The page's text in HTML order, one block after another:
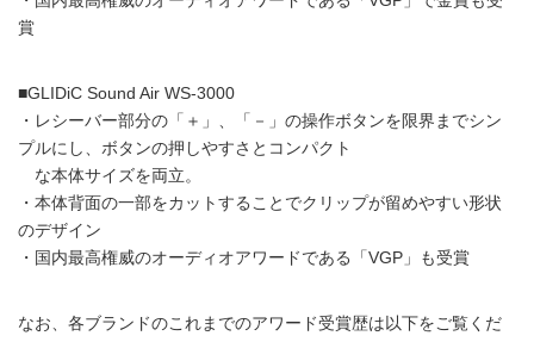
賞
■GLIDiC Sound Air WS-3000
・レシーバー部分の「＋」、「－」の操作ボタンを限界までシン
プルにし、ボタンの押しやすさとコンパクト
な本体サイズを両立。
・本体背面の一部をカットすることでクリップが留めやすい形状
のデザイン
・国内最高権威のオーディオアワードである「VGP」も受賞
なお、各ブランドのこれまでのアワード受賞歴は以下をご覧くだ